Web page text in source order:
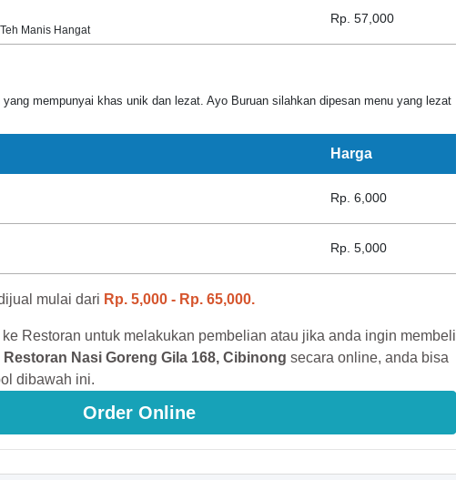
Manis Hangat
Rp. 57,000
mempunyai khas unik dan lezat. Ayo Buruan silahkan dipesan menu yang lezat
Harga
Rp. 6,000
Rp. 5,000
mulai dari Rp. 5,000 - Rp. 65,000.
Restoran untuk melakukan pembelian atau jika anda ingin membeli
Restoran Nasi Goreng Gila 168, Cibinong secara online, anda bisa
dibawah ini.
Order Online